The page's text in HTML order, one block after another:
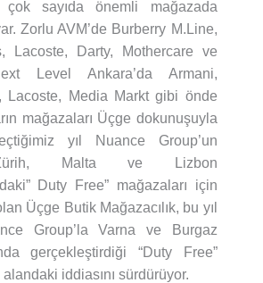
çok sayıda önemli mağazada
Zorlu AVM’de Burberry M.Line,
Lacoste, Darty, Mothercare ve
Level Ankara’da Armani,
Lacoste, Media Markt gibi önde
mağazaları Üçge dokunuşuyla
yıl Nuance Group’un
Malta ve Lizbon
Duty Free” mağazaları için
Üçge Butik Mağazacılık, bu yıl
Group’la Varna ve Burgaz
gerçekleştirdiği “Duty Free”
iddiasını sürdürüyor.